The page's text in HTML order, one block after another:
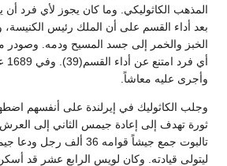
المذهب الكاثوليكي. وما كان يجوز لأي فرد أن
بعد أداء القسم على أن الملك رئيس الكنيسة،
الخبز والخمر إلى جسد المسيح ودمه.
وأجرى عليه معاشاً.
وجلب الكاثوليك في إيرلندة على أنفسهم
ثورة تهدف إلى إعادة جيمس الثاني إلى
تالبوت جمع جيشاً قوامه 36
ليتولى قيادته. وكان لويس الرابع عشر قد